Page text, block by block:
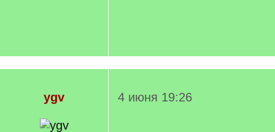
ygv 4 июня 19:26